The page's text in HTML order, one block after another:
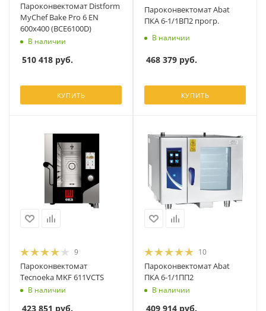
Пароконвектомат Distform
MyChef Bake Pro 6 EN
600х400 (BCE6100D)
В наличии
510 418 руб.
КУПИТЬ
Пароконвектомат Abat
ПКА 6-1/1ВП2 прогр.
В наличии
468 379 руб.
КУПИТЬ
9
Пароконвектомат
Tecnoeka MKF 611VCTS
В наличии
423 851 руб.
10
Пароконвектомат Abat
ПКА 6-1/1ПП2
В наличии
409 914 руб.